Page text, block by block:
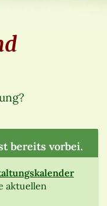
bereits vorbei.
aktuellen